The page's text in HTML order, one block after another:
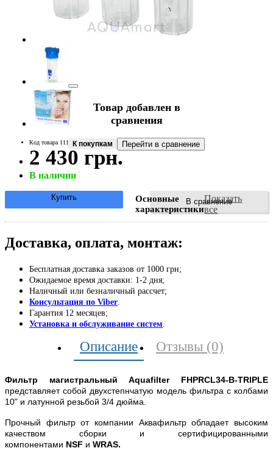
Код товара 11122
2 430 грн.
В наличии
В сравнение
Купить
Основные
характеристики
Показать
все
Доставка, оплата, монтаж:
Бесплатная доставка заказов от 1000 грн;
Ожидаемое время доставки: 1-2 дня;
Наличный или безналичный рассчет;
Консультация по Viber
Гарантия 12 месяцев;
Установка и обслуживание систем
Описание Отзывы (0)
Фильтр магистральный Aquafilter FHPRCL34-B-TRIPLE
представляет собой двухстепнчатую модель фильтра с колбами
10" и латунной резьбой 3/4 дюйма.
Прочный фильтр от компании Аквафильтр обладает высоким
качеством сборки и сертифицированными
компонентами NSF и WRAS.
Товар добавлен в
сравнения
К покупкам Перейти в сравнение